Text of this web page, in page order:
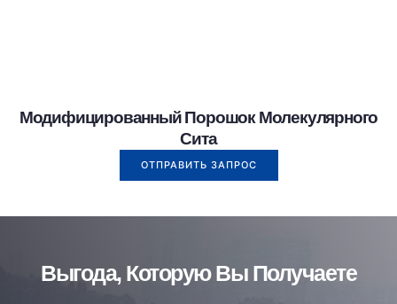
Модифицированный Порошок Молекулярного
Сита
ОТПРАВИТЬ ЗАПРОС
Выгода, Которую Вы Получаете